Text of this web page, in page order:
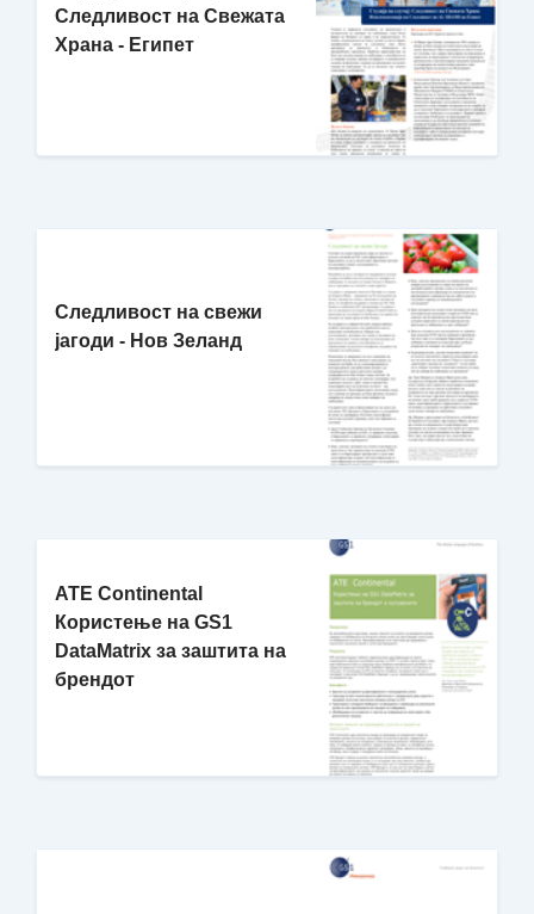
Следливост на Свежата
Храна - Египет
Следливост на свежи
јагоди - Нов Зеланд
ATE Continental
Користење на GS1
DataMatrix за заштита на
брендот